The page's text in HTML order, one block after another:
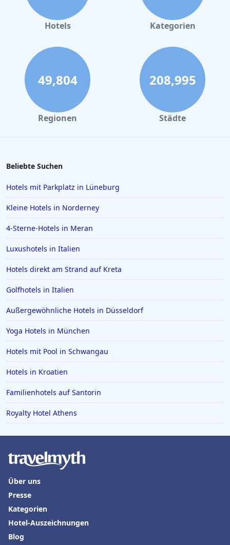
Hotels Kategorien
49,804
Regionen
208,995
Städte
Beliebte Suchen
Hotels mit Parkplatz in Lüneburg
Kleine Hotels in Norderney
4-Sterne-Hotels in Meran
Luxushotels in Italien
Hotels direkt am Strand auf Kreta
Golfhotels in Italien
Außergewöhnliche Hotels in Düsseldorf
Yoga Hotels in München
Hotels mit Pool in Schwangau
Hotels in Kroatien
Familienhotels auf Santorin
Royalty Hotel Athens
Über uns
Presse
Kategorien
Hotel-Auszeichnungen
Blog